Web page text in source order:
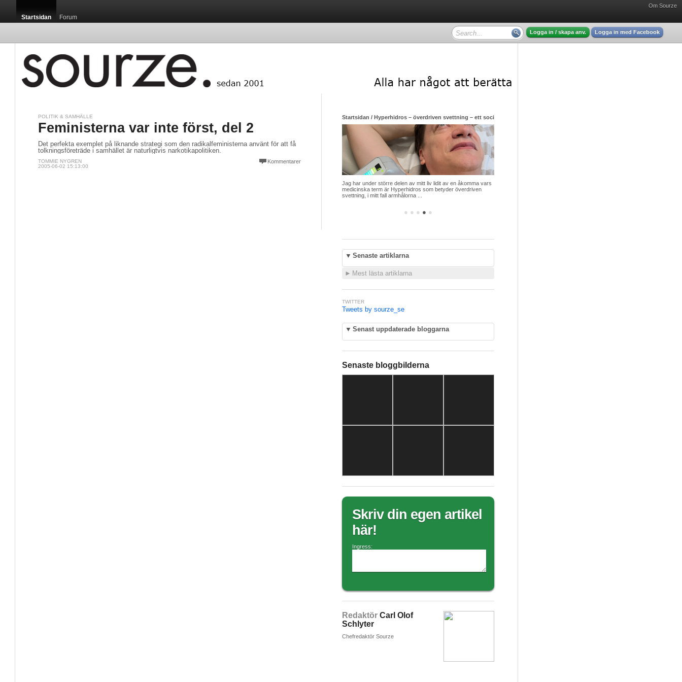
Om Sourze
Startsidan Forum
Logga in / skapa anv. Logga in med Facebook
POLITIK & SAMHÄLLE
Feministerna var inte först, del 2
Det perfekta exemplet på liknande strategi som den radikalfeministerna använt för att få
tolkningsföreträde i samhället är naturligtvis narkotikapolitiken.
Kommentarer
TOMMIE NYGREN
2005-06-02 15:13:00
● ● ● ● ●
Startsidan / Hyperhidros – överdriven svettning – ett socialt gissel men hjälp finns att få
Jag har under större delen av mitt liv lidit av en åkomma vars
medicinska term är Hyperhidros som betyder överdriven
svettning, i mitt fall armhålorna ...
▼ Senaste artiklarna
► Mest lästa artiklarna
TWITTER
Tweets by sourze_se
▼ Senast uppdaterade bloggarna
Senaste bloggbilderna
Skriv din egen artikel
här!
Ingress:
Redaktör Carl Olof
Schlyter
Chefredaktör Sourze